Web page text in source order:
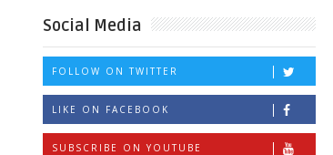
Social Media
FOLLOW ON TWITTER
LIKE ON FACEBOOK
SUBSCRIBE ON YOUTUBE